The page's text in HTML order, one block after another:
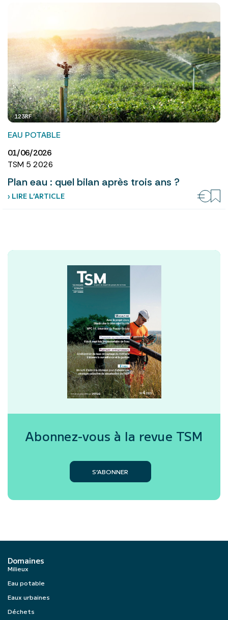
123RF
EAU POTABLE
01/06/2026
TSM 5 2026
Plan eau : quel bilan après trois ans ?
› LIRE L’ARTICLE
Abonnez-vous à la revue TSM
S’ABONNER
Domaines
Milieux
Eau potable
Eaux urbaines
Déchets